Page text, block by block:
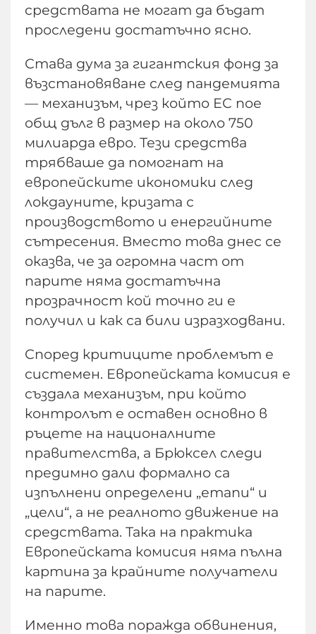
средствата не могат да бъдат
проследени достатъчно ясно.
Става дума за гигантския фонд за
възстановяване след пандемията
— механизъм, чрез който ЕС пое
общ дълг в размер на около 750
милиарда евро. Тези средства
трябваше да помогнат на
европейските икономики след
локдауните, кризата с
производството и енергийните
сътресения. Вместо това днес се
оказва, че за огромна част от
парите няма достатъчна
прозрачност кой точно ги е
получил и как са били изразходвани.
Според критиците проблемът е
системен. Европейската комисия е
създала механизъм, при който
контролът е оставен основно в
ръцете на националните
правителства, а Брюксел следи
предимно дали формално са
изпълнени определени „етапи“ и
„цели“, а не реалното движение на
средствата. Така на практика
Европейската комисия няма пълна
картина за крайните получатели
на парите.
Именно това поражда обвинения,